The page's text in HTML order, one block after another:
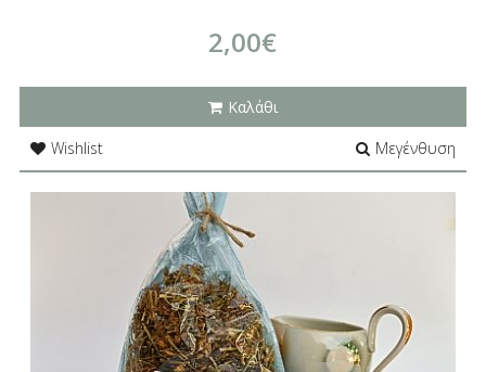
2,00€
Καλάθι
Wishlist
Μεγένθυση